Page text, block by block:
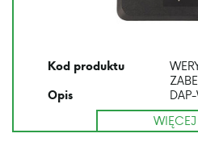
Kod produktu
Opis